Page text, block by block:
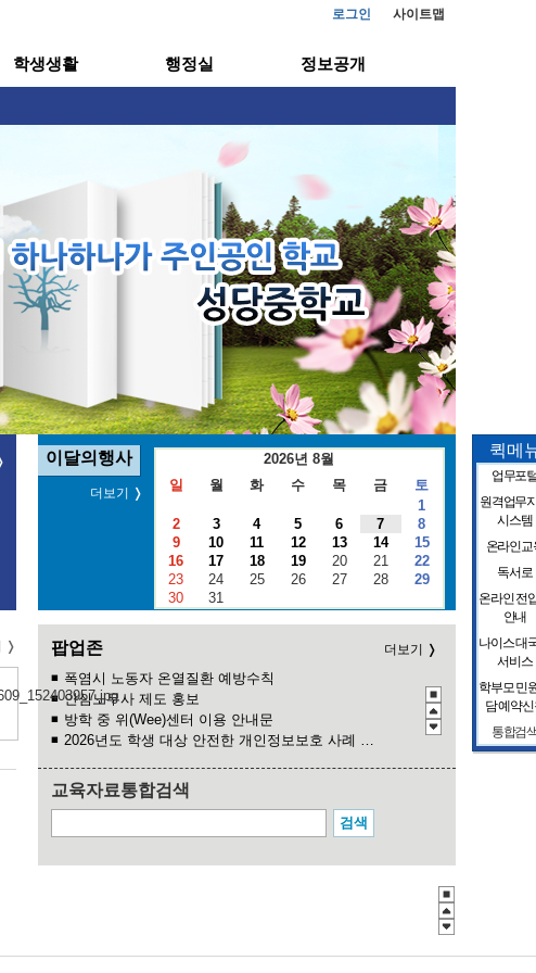
로그인 사이트맵
학생생활 행정실 정보공개
퀵메
업무포
원격업무
시스템
온라인교
독서로
온라인 전
안내
나이스 대
서비스
학부모 민
담 예약
통합검
팝업존 더보기
익산교육지원청 진로·진학 상담 프로그램(4월) 안내
익산 AI·디지털 리터러시
청소년 도박예방 카드뉴스
2026년도 학생 대상 안전한 개인정보보호 사례 공모전
방학 중 위(Wee)센터 이용 안내문
안심노무사 제도 홍보
폭염시 노동자 온열질환 예방수칙
이달의행사
더보기
2026년 8월
일
월 화 수 목 금
토
1
2
3 4 5 6 7
8
9
10 11 12 13 14
15
16
17 18 19 20 21
22
23
24 25 26 27 28
29
30
31
교육자료통합검색